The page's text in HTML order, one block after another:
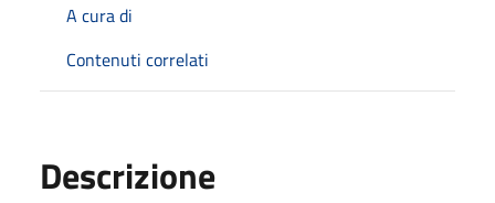
A cura di
Contenuti correlati
Descrizione